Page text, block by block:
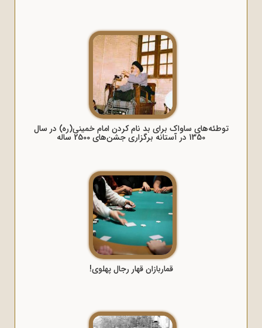
توطئه‌های ساواک برای بد نام کردن امام خمینی(ره) در سال
1350 در آستانه برگزاری جشن‌های 2500 ساله
قماربازان قهار رجال پهلوی!